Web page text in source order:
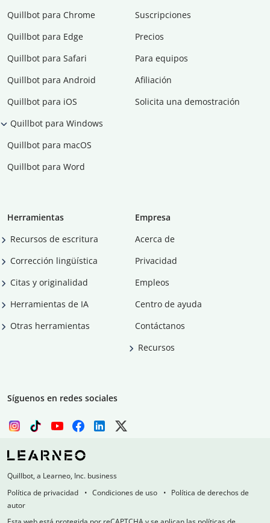
Quillbot para Chrome
Quillbot para Edge
Quillbot para Safari
Quillbot para Android
Quillbot para iOS
Quillbot para Windows
Quillbot para macOS
Quillbot para Word
Suscripciones
Precios
Para equipos
Afiliación
Solicita una demostración
Herramientas
Recursos de escritura
Corrección lingüística
Citas y originalidad
Herramientas de IA
Otras herramientas
Empresa
Acerca de
Privacidad
Empleos
Centro de ayuda
Contáctanos
Recursos
Síguenos en redes sociales
Quillbot, a Learneo, Inc. business
Política de privacidad
Condiciones de uso
Política de derechos de
autor